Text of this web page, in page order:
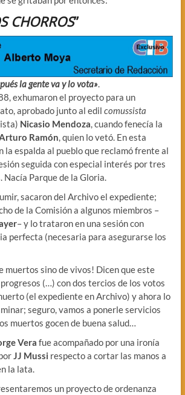
CHORROS”
la gente va y lo vota».
exhumaron el proyecto para un
aprobado junto al edil comussista
Nicasio Mendoza, cuando fenecía la
Ramón, quien lo vetó. En esta
la espalda al pueblo que reclamó frente al
seguida con especial interés por tres
Nacía Parque de la Gloria.
sacaron del Archivo el expediente;
de la Comisión a algunos miembros –
– y lo trataron en una sesión con
perfecta (necesaria para asegurarse los
muertos sino de vivos! Dicen que este
(…) con dos tercios de los votos
(el expediente en Archivo) y ahora lo
seguro, vamos a ponerle servicios
muertos gocen de buena salud…
Vera fue acompañado por una ironía
JJ Mussi respecto a cortar las manos a
la lata.
un proyecto de ordenanza